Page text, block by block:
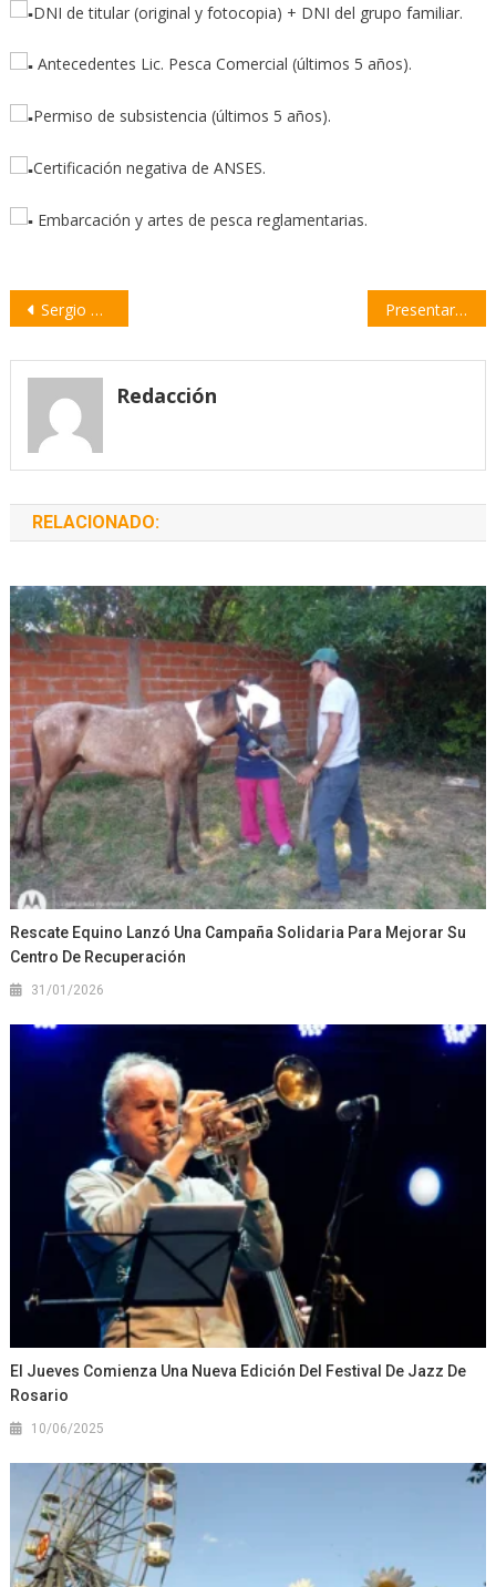
DNI de titular (original y fotocopia) + DNI del grupo familiar.
Antecedentes Lic. Pesca Comercial (últimos 5 años).
Permiso de subsistencia (últimos 5 años).
Certificación negativa de ANSES.
Embarcación y artes de pesca reglamentarias.
Navegación
entradas
Sergio Massa: “Tenemos que trabajar para cumplir los compromisos con el FMI” Presentarán un libro sobre políticas educativas en la provincia de Santa Fe
Redacción
RELACIONADO:
Rescate Equino Lanzó Una Campaña Solidaria Para Mejorar Su
Centro De Recuperación
31/01/2026
El Jueves Comienza Una Nueva Edición Del Festival De Jazz De
Rosario
10/06/2025